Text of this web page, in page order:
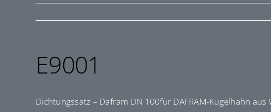
E9001
Dichtungssatz – Dafram DN 100für DAFRAM-Kugelhahn aus